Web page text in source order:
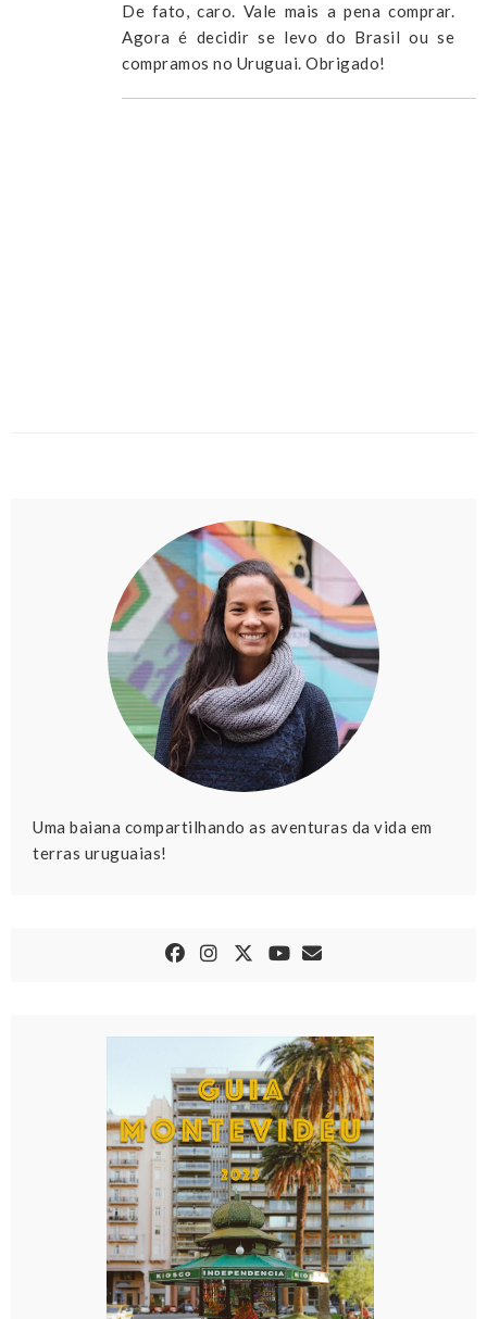
De fato, caro. Vale mais a pena comprar.
Agora é decidir se levo do Brasil ou se
compramos no Uruguai. Obrigado!
Uma baiana compartilhando as aventuras da vida em
terras uruguaias!